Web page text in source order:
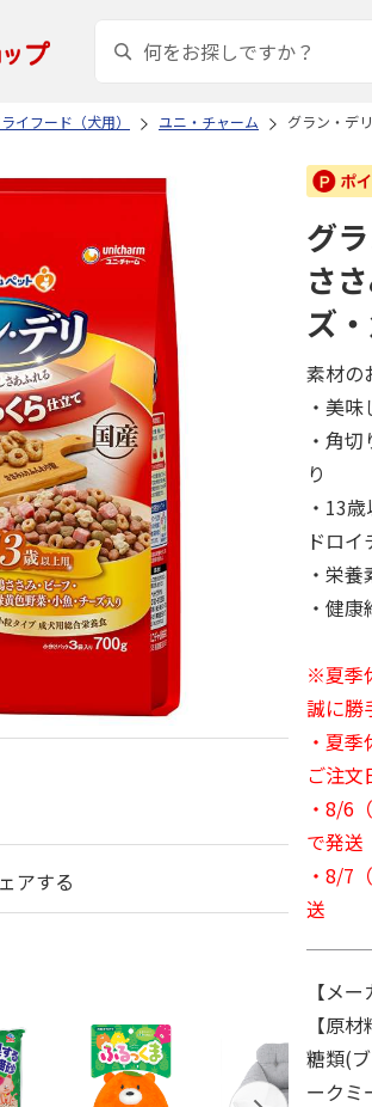
ライフード（犬用） ユニ・チャーム グラン・デ
アする
グ
さ
ズ
素材の
・美
・角
り
・13
ドロ
・栄
・健
※夏季
誠に勝
・夏
ご注文
・8/6
で発送
・8/7
送
【メ
【原
糖類(
ークミ